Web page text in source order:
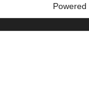
Powered